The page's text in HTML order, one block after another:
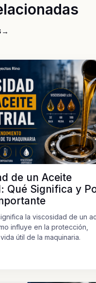
→
de un Aceite
Qué Significa y
la viscosidad de un
influye en la protección,
útil de la maquinaria.